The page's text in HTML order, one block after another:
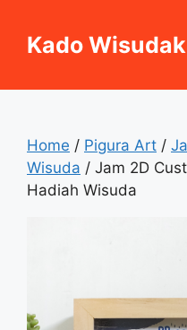
contentKado
Home / Pigura Art /
Wisuda / Jam 2D
Hadiah Wisuda